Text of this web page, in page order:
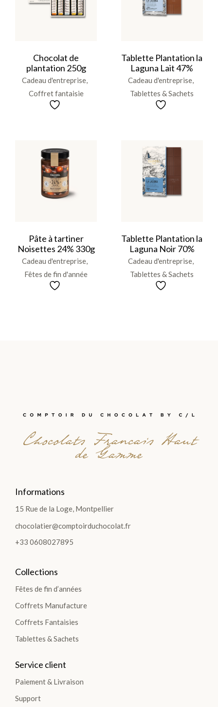
Chocolat de
plantation 250g
Cadeau d'entreprise
Coffret fantaisie
Tablette Plantation la
Laguna Lait 47%
Cadeau d'entreprise
Tablettes & Sachets
Pâte à tartiner
Noisettes 24% 330g
Cadeau d'entreprise
Fêtes de fin d'année
Tablette Plantation la
Laguna Noir 70%
Cadeau d'entreprise
Tablettes & Sachets
Chocolats Francais Haut
de Gamme
Informations
15 Rue de la Loge, Montpellier
chocolatier@comptoirduchocolat.fr
+33 0608027895
Collections
Fêtes de fin d’années
Coffrets Manufacture
Coffrets Fantaisies
Tablettes & Sachets
Service client
Paiement & Livraison
Support